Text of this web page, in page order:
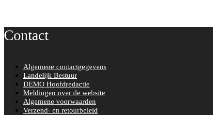
Contact
Algemene contactgegevens
Landelijk Bestuur
DEMO Hoofdredactie
Meldingen over de website
Algemene voorwaarden
Verzend- en retourbeleid